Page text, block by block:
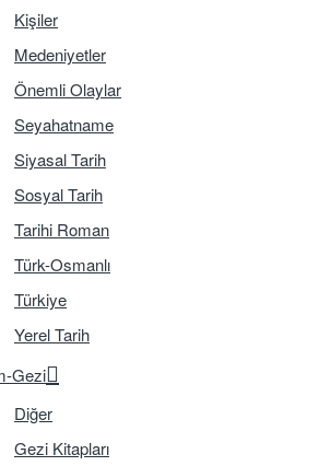
Kişiler
Medeniyetler
Önemli Olaylar
Seyahatname
Siyasal Tarih
Sosyal Tarih
Tarihi Roman
Türk-Osmanlı
Türkiye
Yerel Tarih
Gezi
Diğer
Gezi Kitapları